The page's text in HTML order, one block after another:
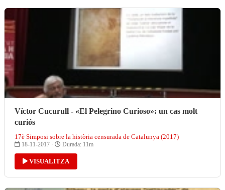
Víctor Cucurull - «El Pelegrino Curioso»: un cas molt
curiós
17è Simposi sobre la història censurada de Catalunya (2017)
18-11-2017 · Durada: 11m
VISUALITZA